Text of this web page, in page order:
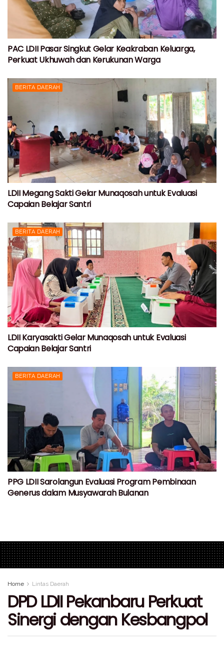
PAC LDII Pasar Singkut Gelar Keakraban Keluarga,
Perkuat Ukhuwah dan Kerukunan Warga
BERITA DAERAH
LDII Megang Sakti Gelar Munaqosah untuk Evaluasi
Capaian Belajar Santri
BERITA DAERAH
LDII Karyasakti Gelar Munaqosah untuk Evaluasi
Capaian Belajar Santri
BERITA DAERAH
PPG LDII Sarolangun Evaluasi Program Pembinaan
Generus dalam Musyawarah Bulanan
Home Lintas Daerah
DPD LDII Pekanbaru Perkuat
Sinergi dengan Kesbangpol